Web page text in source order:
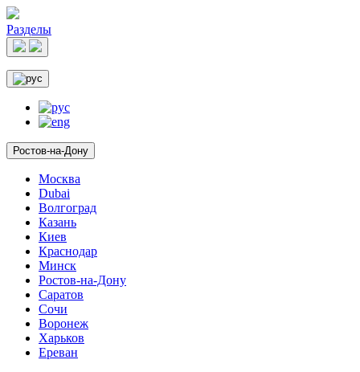
Разделы
Ростов-на-Дону
Москва
Dubai
Волгоград
Казань
Киев
Краснодар
Минск
Ростов-на-Дону
Саратов
Сочи
Воронеж
Харьков
Ереван